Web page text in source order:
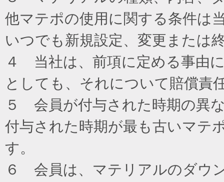
他マテポの使用に関する条件は
いつでも新規設定、変更または
４ 当社は、前項に定める事由
としても、それについて賠償責
５ 会員が付与された時期の異
付与された時期が最も古いマテ
す。
６ 会員は、マテリアルのダウ